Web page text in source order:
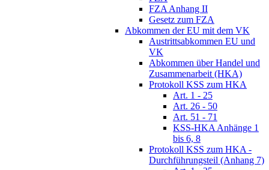
FZA Anhang II
Gesetz zum FZA
Abkommen der EU mit dem VK
Austrittsabkommen EU und
VK
Abkommen über Handel und
Zusammenarbeit (HKA)
Protokoll KSS zum HKA
Art. 1 - 25
Art. 26 - 50
Art. 51 - 71
KSS-HKA Anhänge 1
bis 6, 8
Protokoll KSS zum HKA -
Durchführungsteil (Anhang 7)